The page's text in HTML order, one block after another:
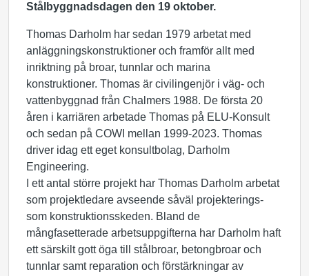
Stålbyggnadsdagen den 19 oktober.
Thomas Darholm har sedan 1979 arbetat med
anläggningskonstruktioner och framför allt med
inriktning på broar, tunnlar och marina
konstruktioner. Thomas är civilingenjör i väg- och
vattenbyggnad från Chalmers 1988. De första 20
åren i karriären arbetade Thomas på ELU-Konsult
och sedan på COWI mellan 1999-2023. Thomas
driver idag ett eget konsultbolag, Darholm
Engineering.
I ett antal större projekt har Thomas Darholm arbetat
som projektledare avseende såväl projekterings-
som konstruktionsskeden. Bland de
mångfasetterade arbetsuppgifterna har Darholm haft
ett särskilt gott öga till stålbroar, betongbroar och
tunnlar samt reparation och förstärkningar av